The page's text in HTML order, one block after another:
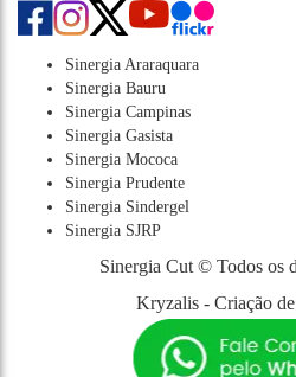
Sinergia Araraquara
Sinergia Bauru
Sinergia Campinas
Sinergia Gasista
Sinergia Mococa
Sinergia Prudente
Sinergia Sindergel
Sinergia SJRP
Sinergia Cut © Todos os
Kryzalis - Criação